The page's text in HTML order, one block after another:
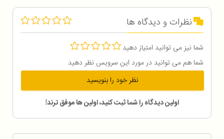
نظرات و دیدگاه ها
شما نیز می توانید امتیاز دهید
شما هم می توانید در مورد این سرویس نظر دهید
نظر خود را بنویسید
اولین دیدگاه را شما ثبت کنید، اولین ها موفق ترند!